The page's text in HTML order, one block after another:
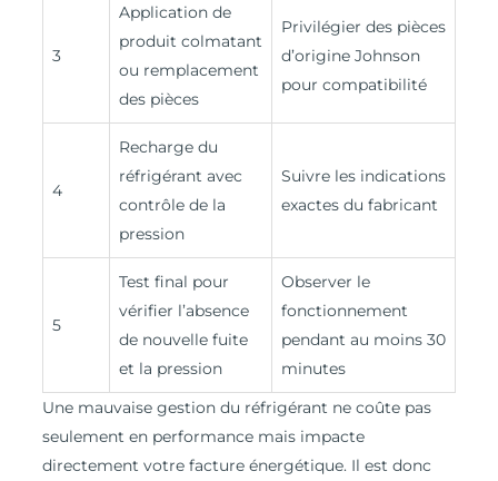
3
Application de
produit colmatant
ou remplacement
des pièces
Privilégier des pièces
d’origine Johnson
pour compatibilité
4
Recharge du
réfrigérant avec
contrôle de la
pression
Suivre les indications
exactes du fabricant
5
Test final pour
vérifier l’absence
de nouvelle fuite
et la pression
Observer le
fonctionnement
pendant au moins 30
minutes
Une mauvaise gestion du réfrigérant ne coûte pas
seulement en performance mais impacte
directement votre facture énergétique. Il est donc